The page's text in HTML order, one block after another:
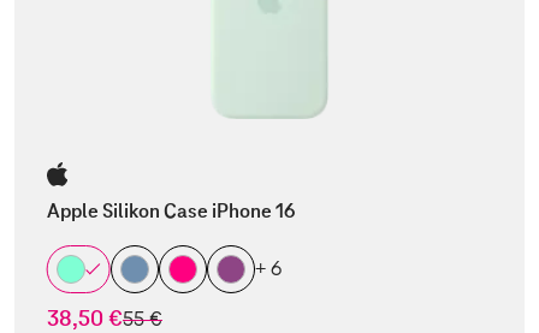
Apple Silikon Case iPhone 16
+ 6
38,50 €statt
55 €